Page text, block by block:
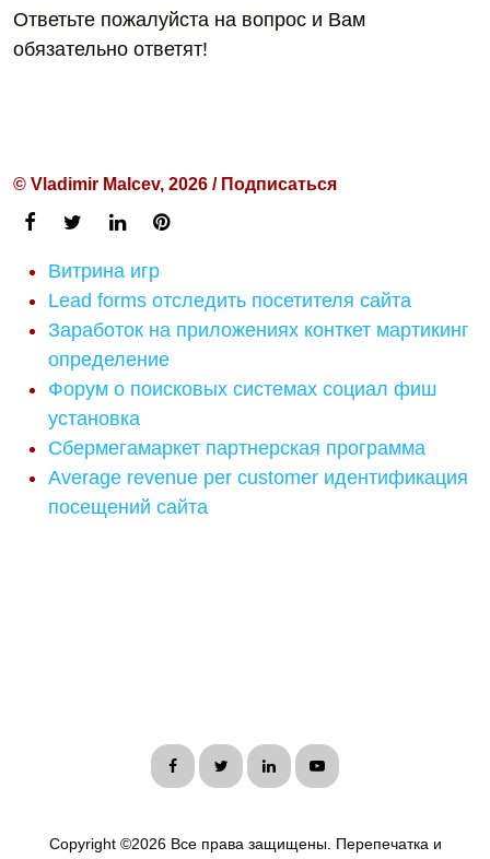
Ответьте пожалуйста на вопрос и Вам
обязательно ответят!
© Vladimir Malcev, 2026 / Подписаться
Витрина игр
Lead forms отследить посетителя сайта
Заработок на приложениях конткет мартикинг
определение
Форум о поисковых системах социал фиш
установка
Сбермегамаркет партнерская программа
Average revenue per customer идентификация
посещений сайта
Copyright ©2026 Все права защищены. Перепечатка и